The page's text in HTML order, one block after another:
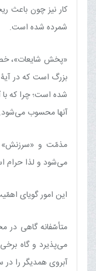
كار نیز چون باعث
شمرده شده است.
«پخش شایعات»،
شده است؛ چرا كه
آنها محسوب می‌شود.
مذمّت و «سرزنش»
می‌شود و لذا حرام
این امور گویای
متأسّفانه گاهی در
می‌پذیرد و گاه
آبروی همدیگر را در